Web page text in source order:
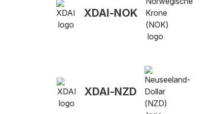
XDAI-NOK
XDAI-NZD